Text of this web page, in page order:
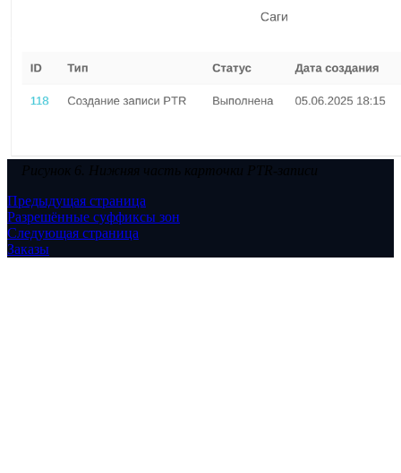
Рисунок 6. Нижняя часть карточки PTR-записи
Предыдущая страница
Разрешённые суффиксы зон
Следующая страница
Заказы